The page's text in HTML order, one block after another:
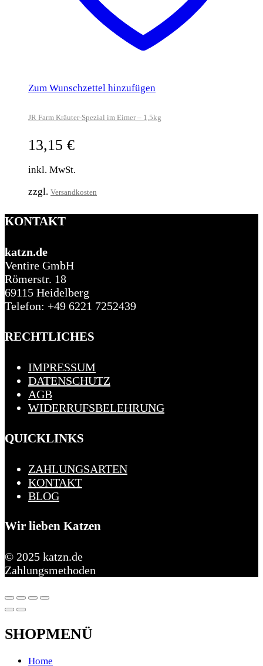
Zum Wunschzettel hinzufügen
JR Farm Kräuter-Spezial im Eimer – 1,5kg
13,15 €
inkl. MwSt.
zzgl. Versandkosten
KONTAKT
katzn.de
Ventire GmbH
Römerstr. 18
69115 Heidelberg
Telefon: +49 6221 7252439
RECHTLICHES
IMPRESSUM
DATENSCHUTZ
AGB
WIDERRUFSBELEHRUNG
QUICKLINKS
ZAHLUNGSARTEN
KONTAKT
BLOG
Wir lieben Katzen
© 2025 katzn.de
Zahlungsmethoden
SHOPMENÜ
Home